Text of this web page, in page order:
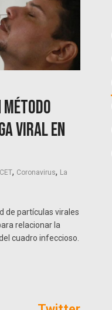
viral en
, Coronavirus, La
de partículas virales
relacionar la
cuadro infeccioso.